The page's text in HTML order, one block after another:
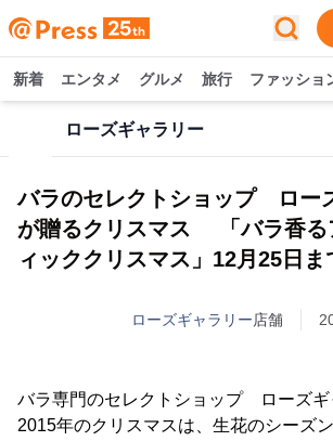
新着 エンタメ グルメ 旅行 ファッショ
ローズギャラリー
バラのセレクトショップ ロー
が贈るクリスマス 「バラ香る
ィッククリスマス」12月25日ま
ローズギャラリー店舗
バラ専門のセレクトショップ ローズ
2015年のクリスマスは、生花のシーズ